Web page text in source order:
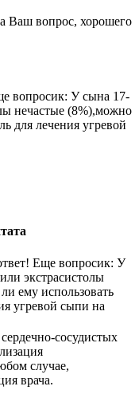
Ваш вопрос, хорошего
вопросик: У сына 17-
нечастые (8%),можно
для лечения угревой
Еще вопросик: У
экстрасистолы
ему использовать
угревой сыпи на
сосудистых
случае,
врача.